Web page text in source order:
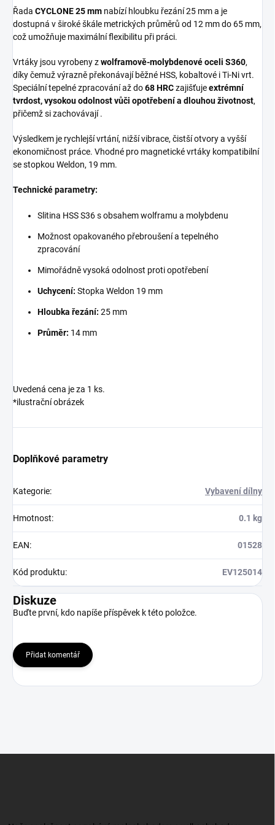
Řada CYCLONE 25 mm nabízí hloubku řezání 25 mm a je
dostupná v široké škále metrických průměrů od 12 mm do 65 mm,
což umožňuje maximální flexibilitu při práci.
Vrtáky jsou vyrobeny zwolframově-molybdenové oceli S360,
díky čemuž výrazně překonávají běžné HSS, kobaltové i Ti-Ni vrt.
Speciální tepelné zpracování až do68 HRCzajišťujeextrémní
tvrdost, vysokou odolnost vůči opotřebení a dlouhou životnost,
přičemž si zachovávají .
Výsledkem je rychlejší vrtání, nižší vibrace, čistší otvory a vyšší
ekonomičnost práce. Vhodné pro magnetické vrtáky kompatibilní
se stopkou Weldon, 19 mm.
Technické parametry:
Slitina HSS S36 s obsahem wolframu a molybdenu
Možnost opakovaného přebroušení a tepelného
zpracování
Mimořádně vysoká odolnost proti opotřebení
Uchycení: Stopka Weldon 19 mm
Hloubka řezání: 25 mm
Průměr: 14 mm
Uvedená cena je za 1 ks.
*ilustrační obrázek
Doplňkové parametry
Kategorie: Vybavení dílny
Hmotnost: 0.1 kg
EAN: 01528
Kód produktu: EV125014
Diskuze
Buďte první, kdo napíše příspěvek k této položce.
Přidat komentář